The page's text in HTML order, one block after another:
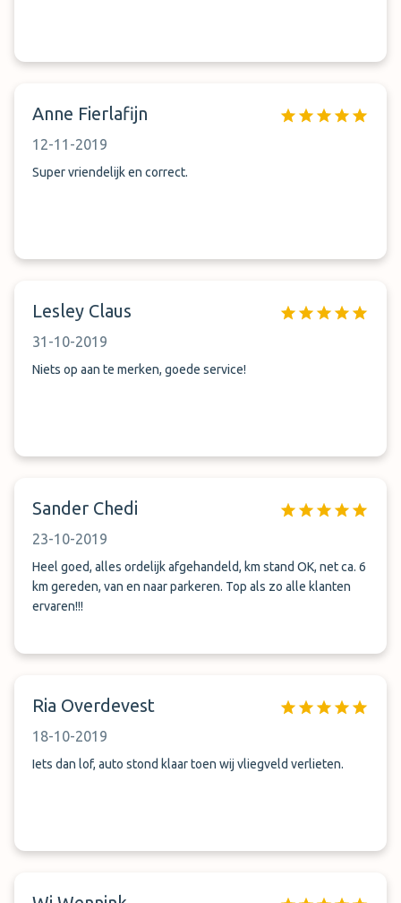
Anne Fierlafijn
12-11-2019
Super vriendelijk en correct.
Lesley Claus
31-10-2019
Niets op aan te merken, goede service!
Sander Chedi
23-10-2019
Heel goed, alles ordelijk afgehandeld, km stand OK, net ca. 6
km gereden, van en naar parkeren. Top als zo alle klanten
ervaren!!!
Ria Overdevest
18-10-2019
Iets dan lof, auto stond klaar toen wij vliegveld verlieten.